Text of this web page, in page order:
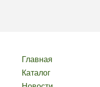
Главная
Каталог